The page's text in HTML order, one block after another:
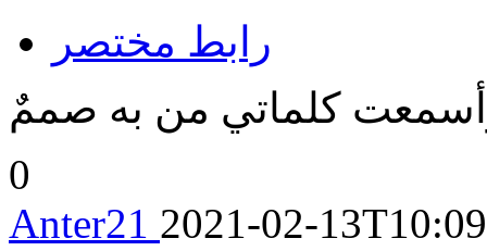
رابط مختصر
وأسمعت كلماتي من به صممٌ
0
Anter21 2021-02-